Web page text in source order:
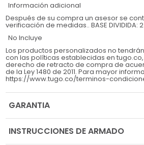
Información adicional
Después de su compra un asesor se
verificación de medidas.. BASE DIVIDIDA:
No Incluye
Los productos personalizados no
con las políticas establecidas en
derecho de retracto de compra de
de la Ley 1480 de 2011. Para mayor
https://www.tugo.co/terminos-
GARANTIA
INSTRUCCIONES DE ARMADO